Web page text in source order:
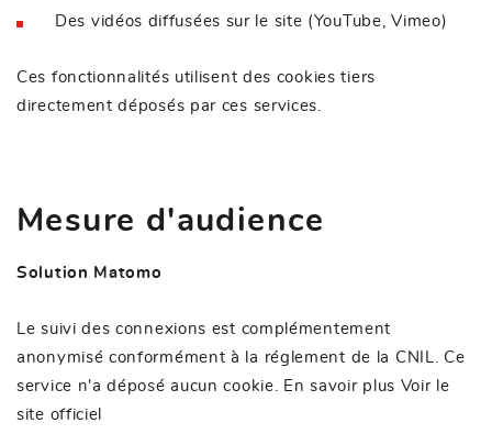
Des vidéos diffusées sur le site (YouTube, Vimeo)
Ces fonctionnalités utilisent des cookies tiers
directement déposés par ces services.
Mesure d'audience
Solution Matomo
Le suivi des connexions est complémentement
anonymisé conformément à la réglement de la CNIL. Ce
service n'a déposé aucun cookie. En savoir plus Voir le
site officiel